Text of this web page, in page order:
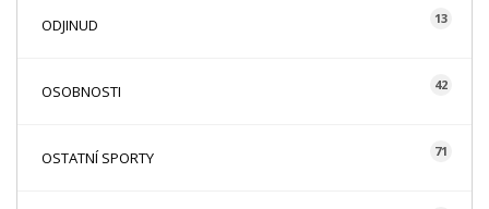
ODJINUD 13
OSOBNOSTI 42
OSTATNÍ SPORTY 71